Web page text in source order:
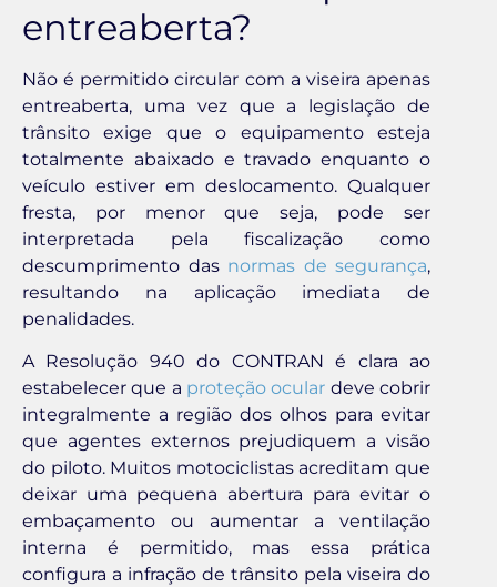
entreaberta?
Não é permitido circular com a viseira apenas
entreaberta, uma vez que a legislação de
trânsito exige que o equipamento esteja
totalmente abaixado e travado enquanto o
veículo estiver em deslocamento. Qualquer
fresta, por menor que seja, pode ser
interpretada pela fiscalização como
descumprimento das normas de segurança,
resultando na aplicação imediata de
penalidades.
A Resolução 940 do CONTRAN é clara ao
estabelecer que a proteção ocular deve cobrir
integralmente a região dos olhos para evitar
que agentes externos prejudiquem a visão
do piloto. Muitos motociclistas acreditam que
deixar uma pequena abertura para evitar o
embaçamento ou aumentar a ventilação
interna é permitido, mas essa prática
configura a infração de trânsito pela viseira do